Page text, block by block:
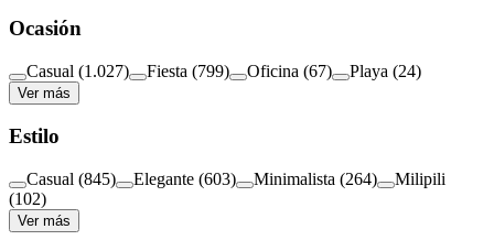
Ocasión
Casual (1.027) Fiesta (799) Oficina (67) Playa (24)
Ver más
Estilo
Casual (845) Elegante (603) Minimalista (264)
Milipili
(102)
Ver más